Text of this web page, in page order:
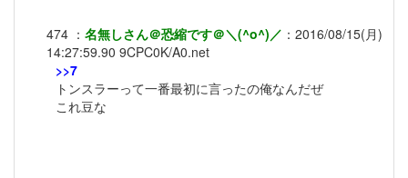
474 ： 名無しさん＠恐縮です＠＼(^o^)／ ： 2016/08/15(月)
14:27:59.90 9CPC0K/A0.net
>>7
トンスラーって一番最初に言ったの俺なんだぜ
これ豆な